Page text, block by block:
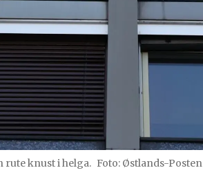
rute knust i helga. Foto: Østlands-Posten